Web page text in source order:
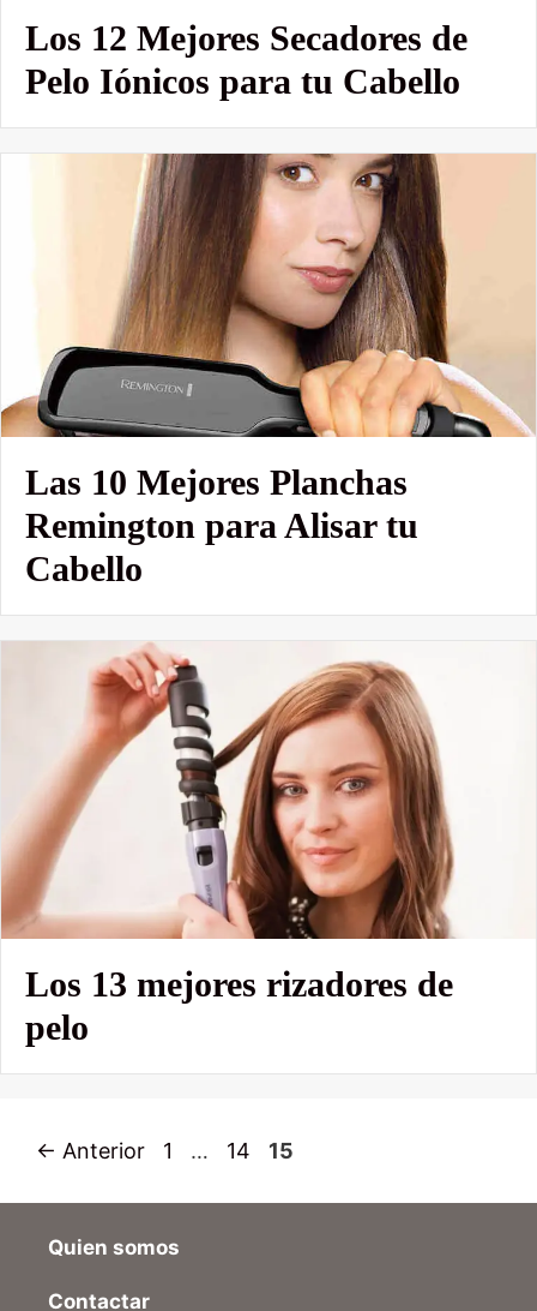
Los 12 Mejores Secadores de
Pelo Iónicos para tu Cabello
Las 10 Mejores Planchas
Remington para Alisar tu
Cabello
Los 13 mejores rizadores de
pelo
← Anterior Página
1 … Página
14 Página
15
Quien somos
Contactar